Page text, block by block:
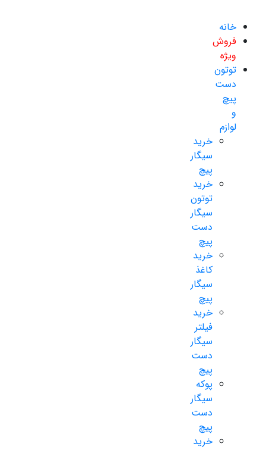
خانه
فروش
ویژه
توتون
دست
پیچ
و
لوازم
خرید
سیگار
پیچ
خرید
توتون
سیگار
دست
پیچ
خرید
کاغذ
سیگار
پیچ
خرید
فیلتر
سیگار
دست
پیچ
پوکه
سیگار
دست
پیچ
خرید